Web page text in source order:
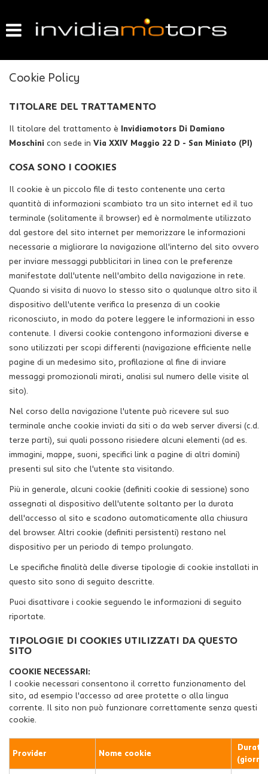
ACQUISTIAMO USATO
VENDIAMO IL TUO USATO
CONTATTI
Cookie Policy
TITOLARE DEL TRATTAMENTO
Il titolare del trattamento è
Invidiamotors Di Damiano
Moschini con sede in Via XXIV Maggio 22 D - San Miniato (PI)
COSA SONO I COOKIES
Il cookie è un piccolo file di testo contenente una certa
quantità di informazioni scambiato tra un sito internet ed il tuo
terminale (solitamente il browser) ed è normalmente utilizzato
dal gestore del sito internet per memorizzare le informazioni
necessarie a migliorare la navigazione all'interno del sito ovvero
per inviare messaggi pubblicitari in linea con le preferenze
manifestate dall'utente nell'ambito della navigazione in rete.
Quando si visita di nuovo lo stesso sito o qualunque altro sito il
dispositivo dell'utente verifica la presenza di un cookie
riconosciuto, in modo da potere leggere le informazioni in esso
contenute. I diversi cookie contengono informazioni diverse e
sono utilizzati per scopi differenti (navigazione efficiente nelle
pagine di un medesimo sito, profilazione al fine di inviare
messaggi promozionali mirati, analisi sul numero delle visite al
sito).
Nel corso della navigazione l'utente può ricevere sul suo
terminale anche cookie inviati da siti o da web server diversi (c.d.
terze parti), sui quali possono risiedere alcuni elementi (ad es.
immagini, mappe, suoni, specifici link a pagine di altri domini)
presenti sul sito che l'utente sta visitando.
Più in generale, alcuni cookie (definiti cookie di sessione) sono
assegnati al dispositivo dell'utente soltanto per la durata
dell'accesso al sito e scadono automaticamente alla chiusura
del browser. Altri cookie (definiti persistenti) restano nel
dispositivo per un periodo di tempo prolungato.
Le specifiche finalità delle diverse tipologie di cookie installati in
questo sito sono di seguito descritte.
Puoi disattivare i cookie seguendo le informazioni di seguito
riportate.
TIPOLOGIE DI COOKIES UTILIZZATI DA QUESTO
SITO
COOKIE NECESSARI:
I cookie necessari consentono il corretto funzionamento del
sito, ad esempio l'accesso ad aree protette o alla lingua
corrente. Il sito non può funzionare correttamente senza questi
cookie.
Provider Nome cookie
Durata
(giorni)